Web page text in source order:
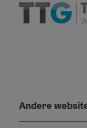
Andere